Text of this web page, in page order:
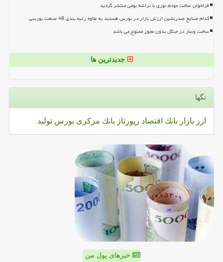
فراخوان ساخت مودم نوری با تراشه بومی منتشر گردید
کدام صنایع صدرنشین ارزش بازار در بورس هستند به علاوه رتبه بندی 48 صنعت بورسی
ساخت وساز در جنگل بدون مجوز ممنوع می باشد
جدیدترین ها
تگها
ارز بازار بانك اقتصاد رپورتاژ بانك مركزی بورس تولید
خبرهای پول من